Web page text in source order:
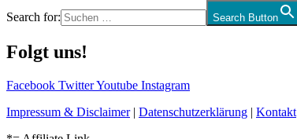
Search for: Search Button
Folgt uns!
Facebook TwitterYoutube Instagram
Impressum & Disclaimer| Datenschutzerklärung | Kontakt